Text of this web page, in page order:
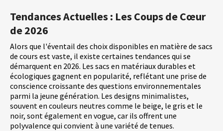
Tendances Actuelles : Les Coups de Cœur
de 2026
Alors que l'éventail des choix disponibles en matière de sacs
de cours est vaste, il existe certaines tendances qui se
démarquent en 2026. Les sacs en matériaux durables et
écologiques gagnent en popularité, reflétant une prise de
conscience croissante des questions environnementales
parmi la jeune génération. Les designs minimalistes,
souvent en couleurs neutres comme le beige, le gris et le
noir, sont également en vogue, car ils offrent une
polyvalence qui convient à une variété de tenues.